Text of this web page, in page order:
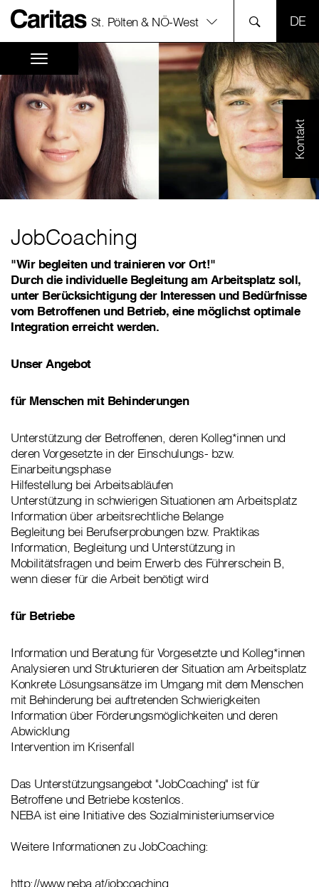
St. Pölten & NÖ-West
Kontakt
JobCoaching
"Wir begleiten und trainieren vor Ort!"
Durch die individuelle Begleitung am Arbeitsplatz soll,
unter Berücksichtigung der Interessen und Bedürfnisse
vom Betroffenen und Betrieb, eine möglichst optimale
Integration erreicht werden.
Unser Angebot
für Menschen mit Behinderungen
Unterstützung der Betroffenen, deren Kolleg*innen und
deren Vorgesetzte in der Einschulungs- bzw.
Einarbeitungsphase
Hilfestellung bei Arbeitsabläufen
Unterstützung in schwierigen Situationen am Arbeitsplatz
Information über arbeitsrechtliche Belange
Begleitung bei Berufserprobungen bzw. Praktikas
Information, Begleitung und Unterstützung in
Mobilitätsfragen und beim Erwerb des Führerschein B,
wenn dieser für die Arbeit benötigt wird
für Betriebe
Information und Beratung für Vorgesetzte und Kolleg*innen
Analysieren und Strukturieren der Situation am Arbeitsplatz
Konkrete Lösungsansätze im Umgang mit dem Menschen
mit Behinderung bei auftretenden Schwierigkeiten
Information über Förderungsmöglichkeiten und deren
Abwicklung
Intervention im Krisenfall
Das Unterstützungsangebot "JobCoaching" ist für
Betroffene und Betriebe kostenlos.
NEBA ist eine Initiative des Sozialministeriumservice
Weitere Informationen zu JobCoaching:
http://www.neba.at/jobcoaching